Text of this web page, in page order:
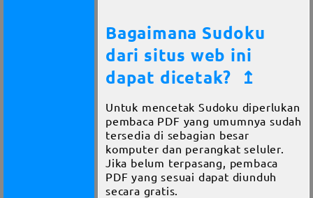
Bagaimana Sudoku
dari situs web ini
dapat dicetak?
↥
Untuk mencetak Sudoku diperlukan
pembaca PDF yang umumnya sudah
tersedia di sebagian besar
komputer dan perangkat seluler.
Jika belum terpasang, pembaca
PDF yang sesuai dapat diunduh
secara gratis.